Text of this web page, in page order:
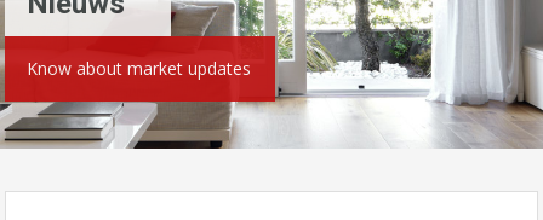
Know about market updates